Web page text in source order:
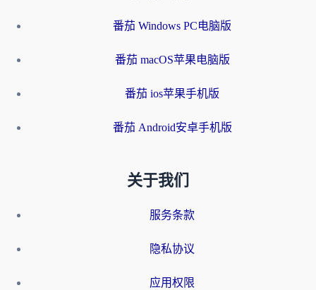
番茄 Windows PC电脑版
番茄 macOS苹果电脑版
番茄 ios苹果手机版
番茄 Android安卓手机版
关于我们
服务条款
隐私协议
应用权限